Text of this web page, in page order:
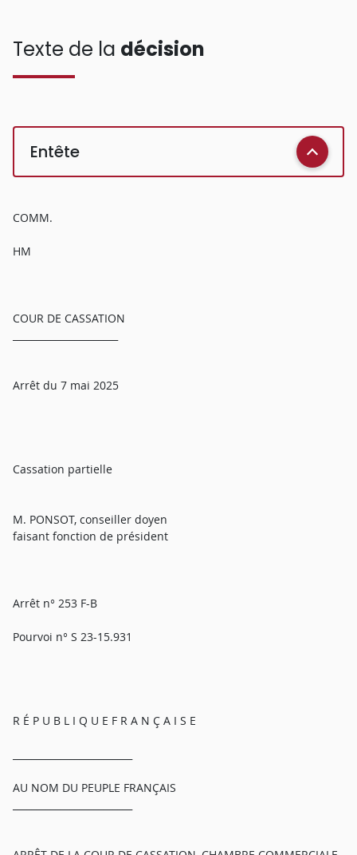
Texte de la décision
Entête
COMM.
HM
COUR DE CASSATION
Arrêt du 7 mai 2025
Cassation partielle
M. PONSOT, conseiller doyen
faisant fonction de président
Arrêt n° 253 F-B
Pourvoi n° S 23-15.931
R É P U B L I Q U E F R A N Ç A I S E
AU NOM DU PEUPLE FRANÇAIS